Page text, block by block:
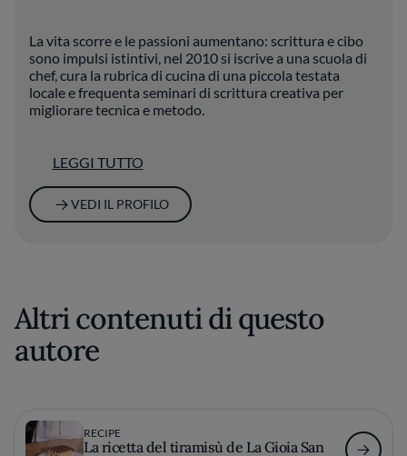
La vita scorre e le passioni aumentano: scrittura e cibo
sono impulsi istintivi, nel 2010 si iscrive a una scuola di
chef, cura la rubrica di cucina di una piccola testata
locale e frequenta seminari di scrittura creativa per
migliorare tecnica e metodo.
Oltre che con Fine Dining Lovers collabora con altri food
blog, oltre a curare il proprio. Il suo pensiero sul food
writing è molto chiaro: “La cosa bella è che si può
scrivere con la bocca piena”.
LEGGI TUTTO
VEDI IL PROFILO
Altri contenuti di questo
autore
RECIPE
La ricetta del tiramisù de La Gioia San